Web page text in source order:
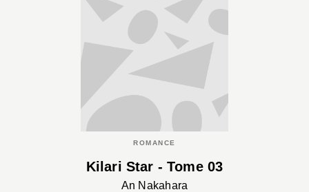
ROMANCE
Kilari Star - Tome 03
An Nakahara